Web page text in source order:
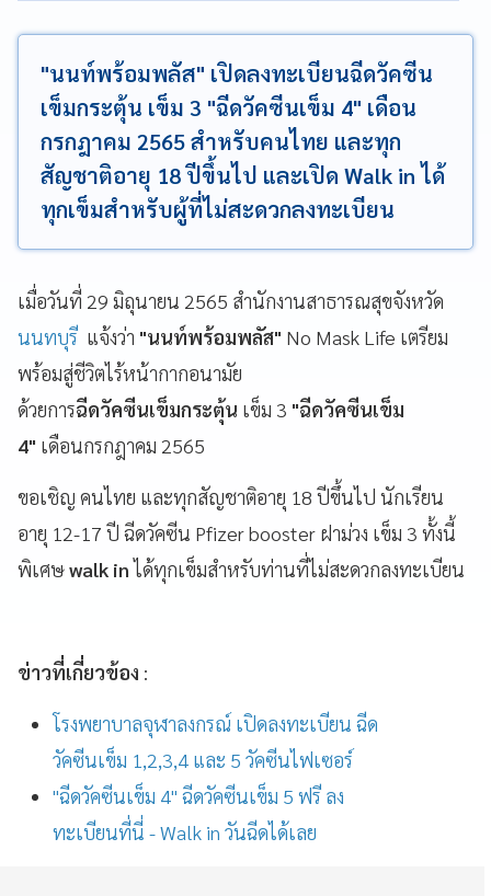
"นนท์พร้อมพลัส" เปิดลงทะเบียนฉีดวัคซีน
เข็มกระตุ้น เข็ม 3 "ฉีดวัคซีนเข็ม 4" เดือน
กรกฎาคม 2565 สำหรับคนไทย และทุก
สัญชาติอายุ 18 ปีขึ้นไป และเปิด Walk in ได้
ทุกเข็มสำหรับผู้ที่ไม่สะดวกลงทะเบียน
เมื่อวันที่ 29 มิถุนายน 2565 สำนักงานสาธารณสุขจังหวัด
นนทบุรี แจ้งว่า "นนท์พร้อมพลัส" No Mask Life เตรียม
พร้อมสู่ชีวิตไร้หน้ากากอนามัย
ด้วยการฉีดวัคซีนเข็มกระตุ้น เข็ม 3 "ฉีดวัคซีนเข็ม
4" เดือนกรกฎาคม 2565
ขอเชิญ คนไทย และทุกสัญชาติอายุ 18 ปีขึ้นไป นักเรียน
อายุ 12-17 ปี ฉีดวัคซีน Pfizer booster ฝาม่วง เข็ม 3 ทั้งนี้
พิเศษwalk inได้ทุกเข็มสำหรับท่านที่ไม่สะดวกลงทะเบียน
ข่าวที่เกี่ยวข้อง :
โรงพยาบาลจุฬาลงกรณ์ เปิดลงทะเบียน ฉีด
วัคซีนเข็ม 1,2,3,4 และ 5 วัคซีนไฟเซอร์
"ฉีดวัคซีนเข็ม 4" ฉีดวัคซีนเข็ม 5 ฟรี ลง
ทะเบียนที่นี่ - Walk in วันฉีดได้เลย